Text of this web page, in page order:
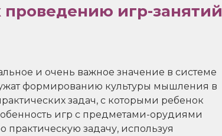
игр-занятий
и очень важное значение в системе
формированию культуры мышления в
задач, с которыми ребенок
игр с предметами-орудиями
практическую задачу, используя